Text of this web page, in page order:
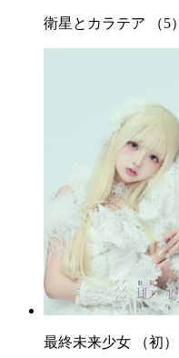
衛星とカラテア （5）
最終未来少女 （初）